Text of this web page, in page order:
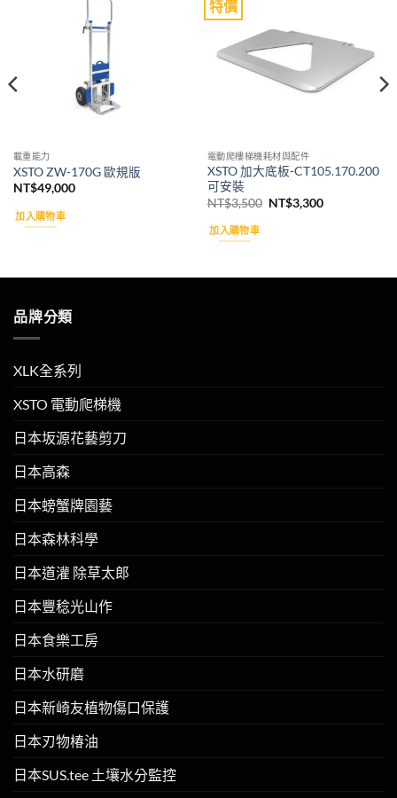
載重能力
XSTO ZW-170G 歐規版
NT$49,000
加入購物車
特價
電動爬樓梯機耗材與配件
XSTO 加大底板-CT105.170.200
可安裝
NT$3,500 原
NT$3,300目
加入購物車
品牌分類
XLK全系列
XSTO 電動爬梯機
日本坂源花藝剪刀
日本高森
日本螃蟹牌園藝
日本森林科學
日本道灌 除草太郎
日本豐稔光山作
日本食樂工房
日本水研磨
日本新崎友植物傷口保護
日本刃物椿油
日本SUS.tee 土壤水分監控